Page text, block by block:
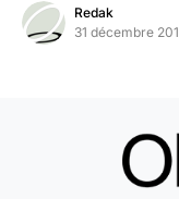
Redak
31 décembre